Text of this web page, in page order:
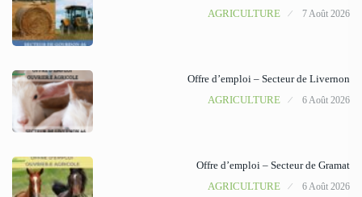
AGRICULTURE
7 Août 2026
Offre d’emploi – Secteur de Livernon
AGRICULTURE
6 Août 2026
Offre d’emploi – Secteur de Gramat
AGRICULTURE
6 Août 2026